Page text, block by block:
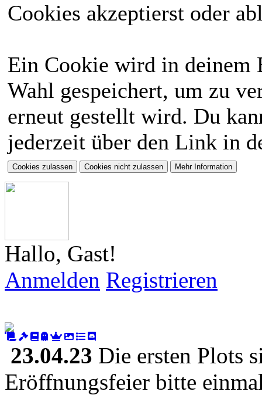
Cookies akzeptierst oder
Ein Cookie wird in deinem
Wahl gespeichert, um zu
erneut gestellt wird. Du
jederzeit über den Link in
Hallo, Gast!
Anmelden Registrieren
23.04.23 Die ersten Plots
Eröffnungsfeier bitte